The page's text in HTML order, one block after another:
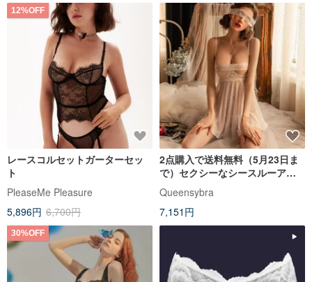
12%OFF
レースコルセットガーターセッ
ト
PleaseMe Pleasure
5,896円 6,700円
2点購入で送料無料（5月23日ま
で）セクシーなシースルーアイ
マスクセット
Queensybra
7,151円
30%OFF